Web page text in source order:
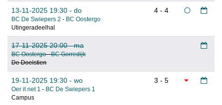
13-11-2025 19:30 - do
BC De Swiepers 2 - BC Oostergo
Utingeradeelhal
4 - 4
17-11-2025 20:00 - ma
BC Oostergo-BC Gorredijk
De Doelstien
19-11-2025 19:30 - wo
Oer it net 1 - BC De Swiepers 1
Campus
3 - 5